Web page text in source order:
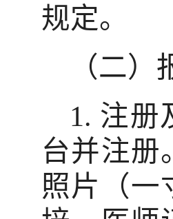
规定。
（二
1. 注册
台并注册
照片（一